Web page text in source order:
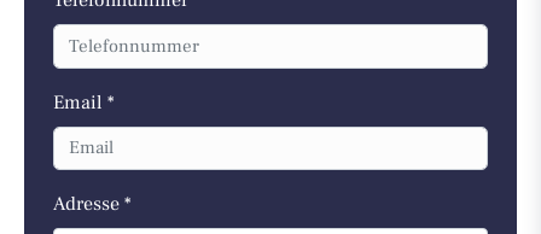
Email *
Adresse *